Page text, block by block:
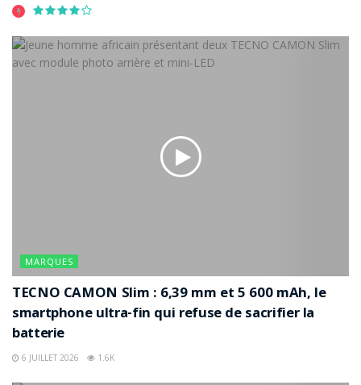
MARQUES
TECNO CAMON Slim : 6,39 mm et 5 600 mAh, le
smartphone ultra-fin qui refuse de sacrifier la
batterie
6 JUILLET 2026 1.6K